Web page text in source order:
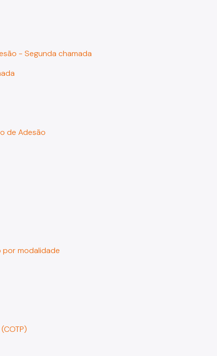
- Segunda chamada
de Adesão
por modalidade